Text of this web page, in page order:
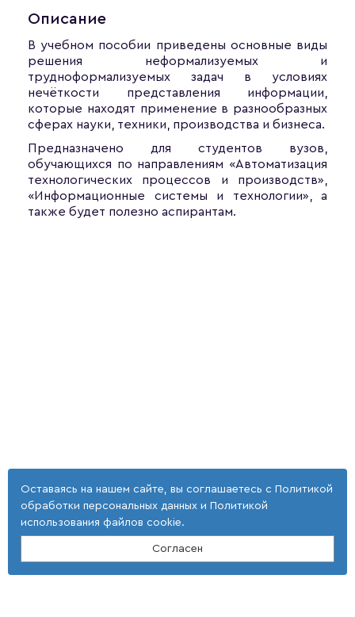
Описание
В учебном пособии приведены основные виды
решения неформализуемых и
трудноформализуемых задач в условиях
нечёткости представления информации,
которые находят применение в разнообразных
сферах науки, техники, производства и бизнеса.
Предназначено для студентов вузов,
обучающихся по направлениям «Автоматизация
технологических процессов и производств»,
«Информационные системы и технологии», а
также будет полезно аспирантам.
Оставаясь на нашем сайте, вы соглашаетесь с Политикой
обработки персональных данных и Политикой
использования файлов cookie.
Согласен